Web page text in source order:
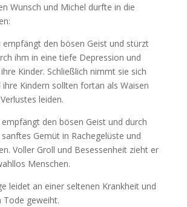
Wunsch und Michel durfte in die
empfängt den bösen Geist und stürzt
ihm in eine tiefe Depression und
Kinder. Schließlich nimmt sie sich
ihre Kindern sollten fortan als Waisen
leiden.
den bösen Geist und durch
Gemüt in Rachegelüste und
Voller Groll und Besessenheit zieht er
Menschen.
leidet an einer seltenen Krankheit und
Tode geweiht.